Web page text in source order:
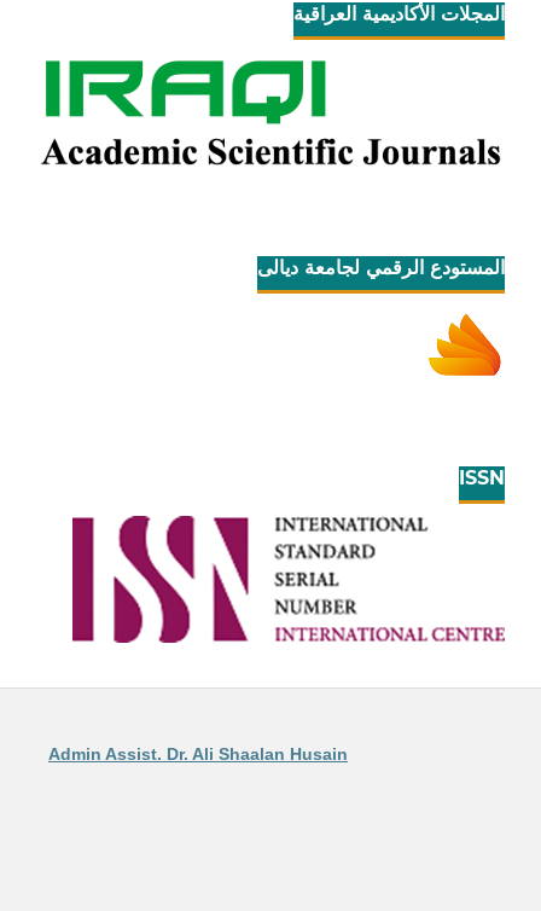
المجلات الأكاديمية العراقية
المستودع الرقمي لجامعة ديالى
ISSN
Admin Assist. Dr. Ali Shaalan Husain